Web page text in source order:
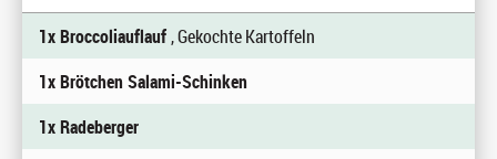
1x Broccoliauflauf, Gekochte Kartoffeln
1x Brötchen Salami-Schinken
1x Radeberger